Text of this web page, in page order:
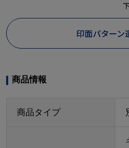
印面パターン
商品情報
商品タイプ